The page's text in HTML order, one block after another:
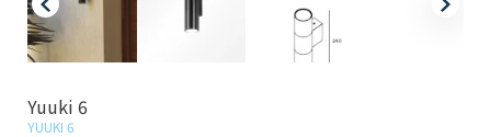
Yuuki 6
YUUKI 6